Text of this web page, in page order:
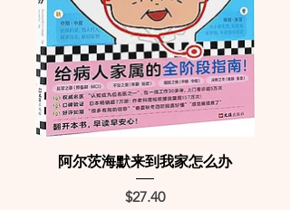
阿尔茨海默来到我家怎么办
Price
$27.40